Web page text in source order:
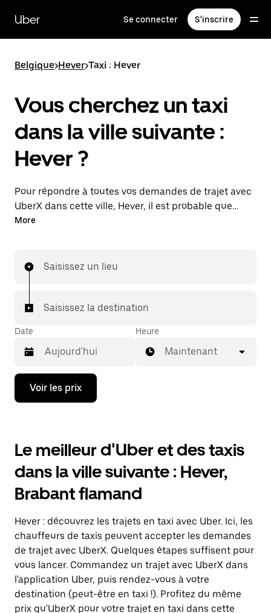
contenu
principal
Uber Se connecter S'inscrire
Belgique>Hever>Taxi : Hever
Vous cherchez un taxi
dans la ville suivante :
Hever ?
Pour répondre à toutes vos demandes de trajet avec
UberX dans cette ville, Hever, il est probable que
nous vous mettions en relation avec un chauffeur de
même disponibilité (24 h/24 et 7/j) qu'avec UberX.
More
Saisissez un lieu
Saisissez la destination
Date
Appuyez
la
bas
pour
ouvrir
le
calendrier
et
une
date.
Appuyez
sur
la
touche
Échap
pour
fermer
Heure
Maintenant
Voir les prix
Le meilleur d'Uber et des taxis
dans la ville suivante : Hever,
Brabant flamand
Hever : découvrez les trajets en taxi avec Uber. Ici, les
chauffeurs de taxis peuvent accepter les demandes
de trajet avec UberX. Quelques étapes suffisent pour
vous lancer. Commandez un trajet avec UberX dans
l'application Uber, puis rendez-vous à votre
destination (peut-être en taxi !). Profitez du même
prix qu'UberX pour votre trajet en taxi dans cette